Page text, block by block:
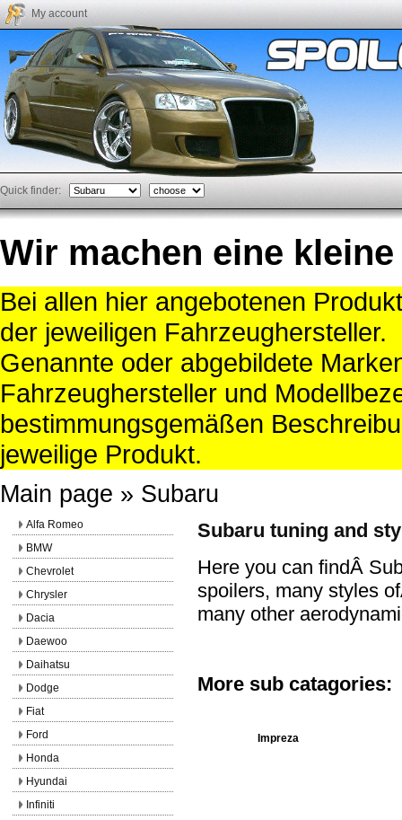
My account
Quick finder:
Wir machen eine kleine
Bei allen hier angebotenen
der jeweiligen Fahrzeughersteller.
Genannte oder abgebildete
Fahrzeughersteller und
bestimmungsgemäßen
jeweilige Produkt.
Main page » Subaru
Subaru tuning and
Here you can findÂ
spoilers, many styles
many other
More sub catagories:
Impreza
Alfa Romeo
BMW
Chevrolet
Chrysler
Dacia
Daewoo
Daihatsu
Dodge
Fiat
Ford
Honda
Hyundai
Infiniti